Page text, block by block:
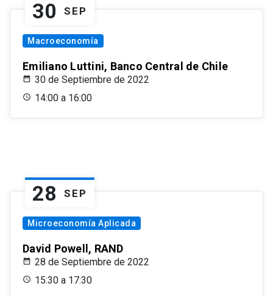
30 SEP
Macroeconomía
Emiliano Luttini, Banco Central de Chile
30 de Septiembre de 2022
14:00 a 16:00
28 SEP
Microeconomía Aplicada
David Powell, RAND
28 de Septiembre de 2022
15:30 a 17:30